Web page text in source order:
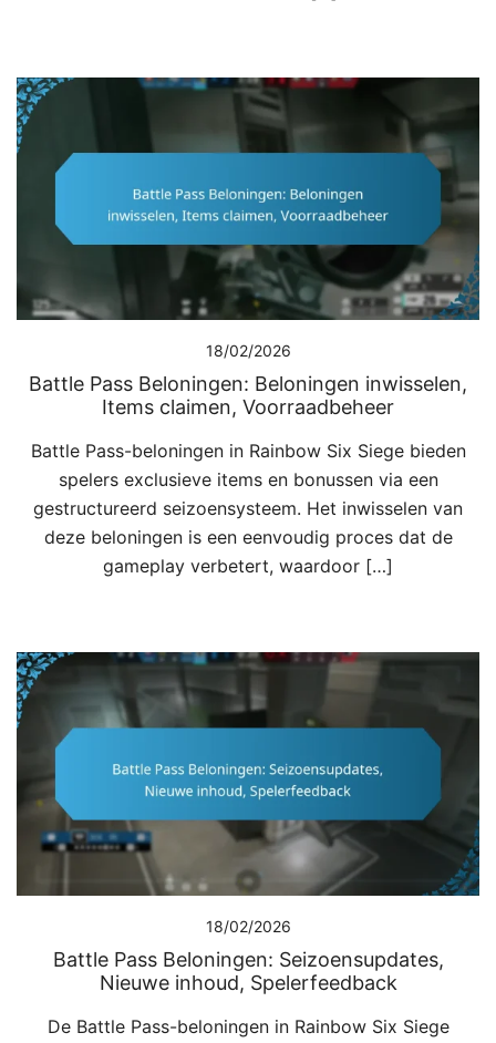
18/02/2026
Battle Pass Beloningen: Beloningen inwisselen,
Items claimen, Voorraadbeheer
Battle Pass-beloningen in Rainbow Six Siege bieden
spelers exclusieve items en bonussen via een
gestructureerd seizoensysteem. Het inwisselen van
deze beloningen is een eenvoudig proces dat de
gameplay verbetert, waardoor […]
18/02/2026
Battle Pass Beloningen: Seizoensupdates,
Nieuwe inhoud, Spelerfeedback
De Battle Pass-beloningen in Rainbow Six Siege